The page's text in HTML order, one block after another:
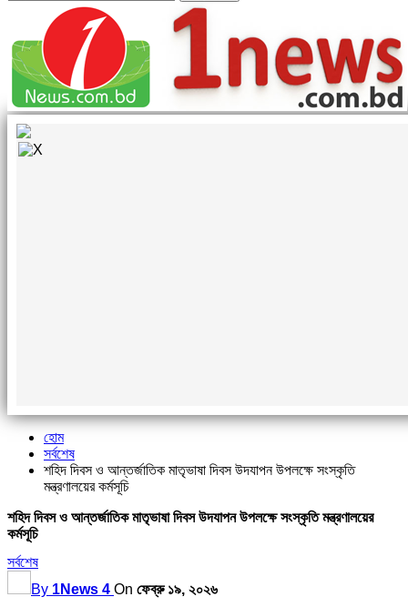
হোম
সর্বশেষ
শহিদ দিবস ও আন্তর্জাতিক মাতৃভাষা দিবস উদযাপন উপলক্ষে সংস্কৃতি
মন্ত্রণালয়ের কর্মসূচি
শহিদ দিবস ও আন্তর্জাতিক মাতৃভাষা দিবস উদযাপন উপলক্ষে সংস্কৃতি মন্ত্রণালয়ের
কর্মসূচি
সর্বশেষ
By 1News 4 On ফেব্রু ১৯, ২০২৬